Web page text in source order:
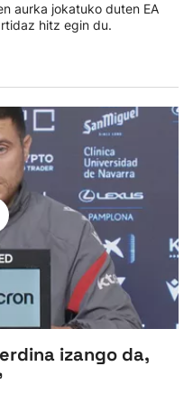
aurka jokatuko duten EA
hitz egin du.
izango da,